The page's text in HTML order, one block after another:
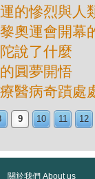
的慘烈與人
奧運會開幕
說了什麼
圓夢開悟
醫病奇蹟
9 10 11 12
關於我們 About us